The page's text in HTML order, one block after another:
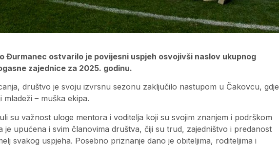
Đurmanec ostvarilo je povijesni uspjeh osvojivši naslov ukupnog
zajednice za 2025. godinu.
društvo je svoju izvrsnu sezonu zaključilo nastupom u Čakovcu, gdje
– muška ekipa.
su važnost uloge mentora i voditelja koji su svojim znanjem i podrškom
je upućena i svim članovima društva, čiji su trud, zajedništvo i predanost
svakog uspjeha. Posebno priznanje dano je obiteljima, roditeljima i